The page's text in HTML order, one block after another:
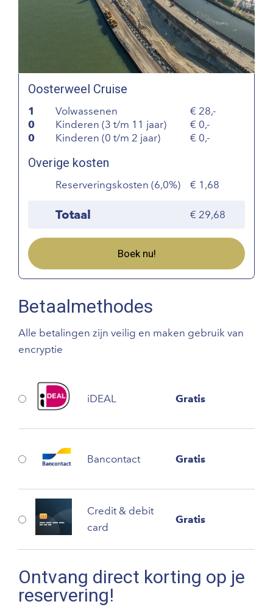
Oosterweel Cruise
1 Volwassenen
28,-
0
Kinderen (3 t/m 11 jaar)
0,-
0
Kinderen (0 t/m 2 jaar) 0,-
Overige kosten
Reserveringskosten (6,0%) 1,68
Totaal 29,68
Boek nu!
Betaalmethodes
Alle betalingen zijn veilig en maken gebruik van
encryptie
iDEAL Gratis
Bancontact Gratis
Credit & debit
card
Gratis
Ontvang direct korting op je
reservering!